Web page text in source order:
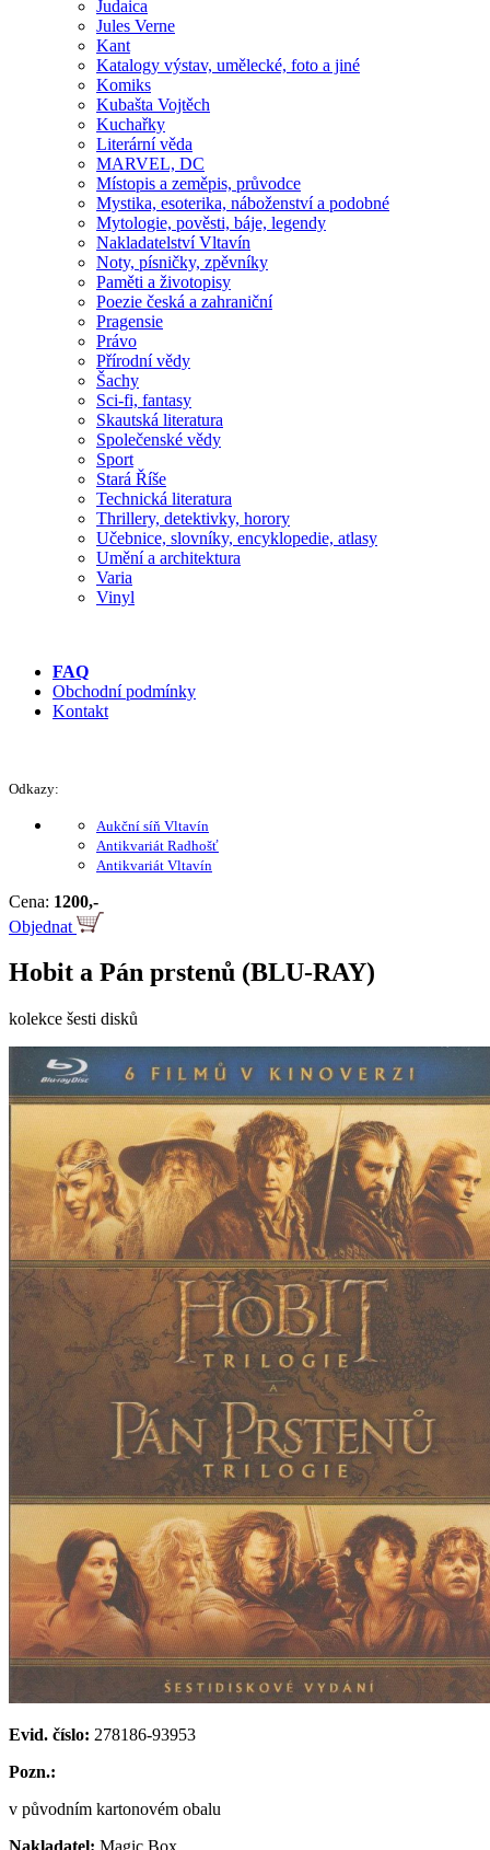
Judaica
Jules Verne
Kant
Katalogy výstav, umělecké, foto a jiné
Komiks
Kubašta Vojtěch
Kuchařky
Literární věda
MARVEL, DC
Místopis a zeměpis, průvodce
Mystika, esoterika, náboženství a podobné
Mytologie, pověsti, báje, legendy
Nakladatelství Vltavín
Noty, písničky, zpěvníky
Paměti a životopisy
Poezie česká a zahraniční
Pragensie
Právo
Přírodní vědy
Šachy
Sci-fi, fantasy
Skautská literatura
Společenské vědy
Sport
Stará Říše
Technická literatura
Thrillery, detektivky, horory
Učebnice, slovníky, encyklopedie, atlasy
Umění a architektura
Varia
Vinyl
FAQ
Obchodní podmínky
Kontakt
Odkazy:
Aukční síň Vltavín
Antikvariát Radhošť
Antikvariát Vltavín
Cena: 1200,-
Objednat
Hobit a Pán prstenů (BLU-RAY)
kolekce šesti disků
Evid. číslo: 278186-93953
Pozn.:
v původním kartonovém obalu